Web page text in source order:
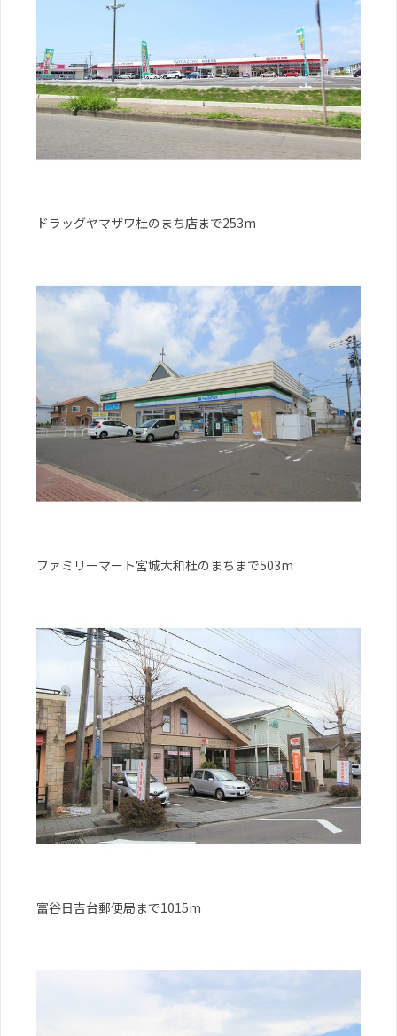
ドラッグヤマザワ杜のまち店まで253m
ファミリーマート宮城大和杜のまちまで503m
富谷日吉台郵便局まで1015m